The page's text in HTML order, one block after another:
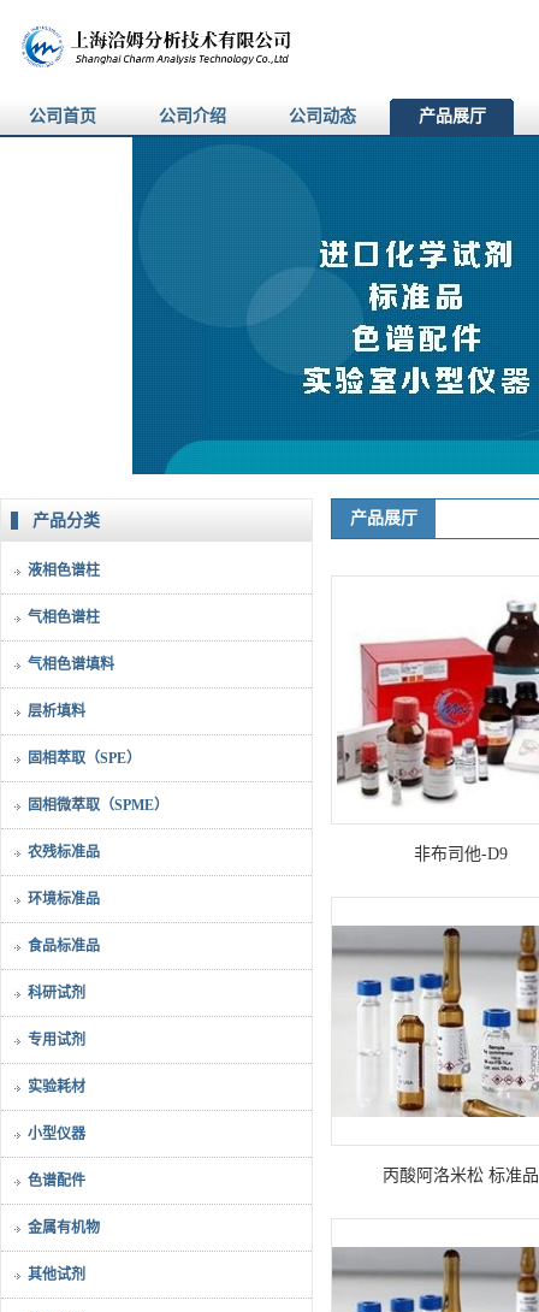
公司首页 公司介绍 公司动态 产品展厅
产品分类
液相色谱柱
气相色谱柱
气相色谱填料
层析填料
固相萃取（SPE）
固相微萃取（SPME）
农残标准品
环境标准品
食品标准品
科研试剂
专用试剂
实验耗材
小型仪器
色谱配件
金属有机物
其他试剂
产品展厅
非布司他-D9
丙酸阿洛米松 标准品